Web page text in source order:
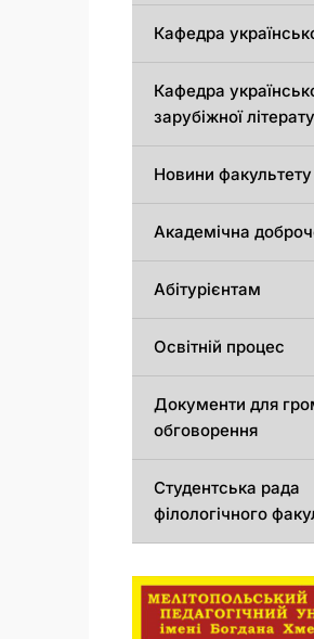
Кафедра
Кафедра
зарубіжної
Новини факультету
Академічна
Абітурієнтам
Освітній процес
Документи для
обговорення
Студентська рада
філологічного